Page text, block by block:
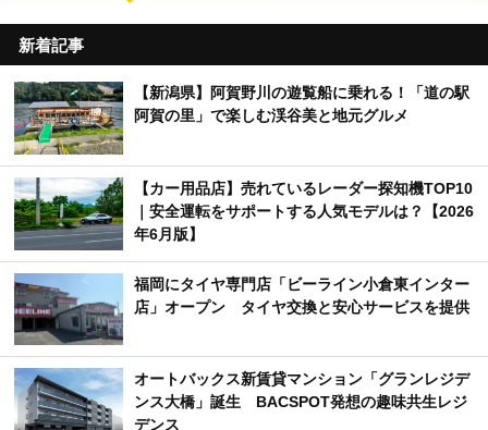
新着記事
【新潟県】阿賀野川の遊覧船に乗れる！「道の駅
阿賀の里」で楽しむ渓谷美と地元グルメ
【カー用品店】売れているレーダー探知機TOP10
｜安全運転をサポートする人気モデルは？【2026
年6月版】
福岡にタイヤ専門店「ビーライン小倉東インター
店」オープン タイヤ交換と安心サービスを提供
オートバックス新賃貸マンション「グランレジデ
ンス大橋」誕生 BACSPOT発想の趣味共生レジ
デンス